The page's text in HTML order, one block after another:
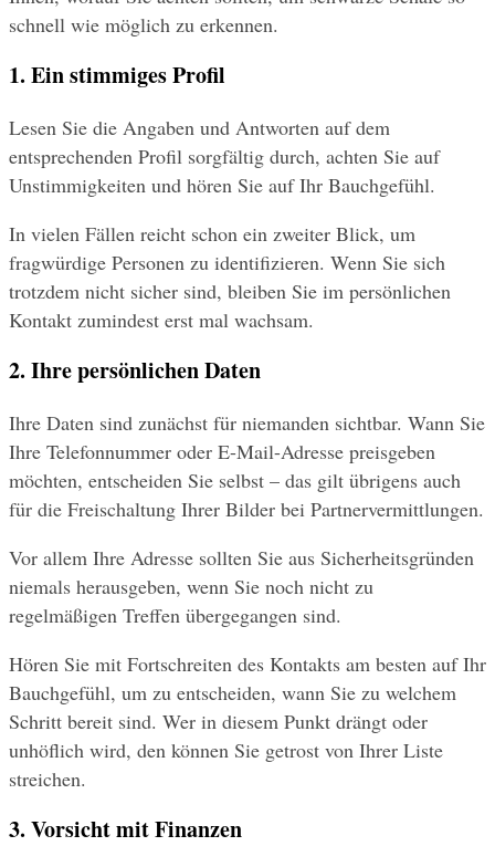
schnell wie möglich zu erkennen.
1. Ein stimmiges Profil
Lesen Sie die Angaben und Antworten auf dem
entsprechenden Profil sorgfältig durch, achten Sie auf
Unstimmigkeiten und hören Sie auf Ihr Bauchgefühl.
In vielen Fällen reicht schon ein zweiter Blick, um
fragwürdige Personen zu identifizieren. Wenn Sie sich
trotzdem nicht sicher sind, bleiben Sie im persönlichen
Kontakt zumindest erst mal wachsam.
2. Ihre persönlichen Daten
Ihre Daten sind zunächst für niemanden sichtbar. Wann Sie
Ihre Telefonnummer oder E-Mail-Adresse preisgeben
möchten, entscheiden Sie selbst – das gilt übrigens auch
für die Freischaltung Ihrer Bilder bei Partnervermittlungen.
Vor allem Ihre Adresse sollten Sie aus Sicherheitsgründen
niemals herausgeben, wenn Sie noch nicht zu
regelmäßigen Treffen übergegangen sind.
Hören Sie mit Fortschreiten des Kontakts am besten auf Ihr
Bauchgefühl, um zu entscheiden, wann Sie zu welchem
Schritt bereit sind. Wer in diesem Punkt drängt oder
unhöflich wird, den können Sie getrost von Ihrer Liste
streichen.
3. Vorsicht mit Finanzen